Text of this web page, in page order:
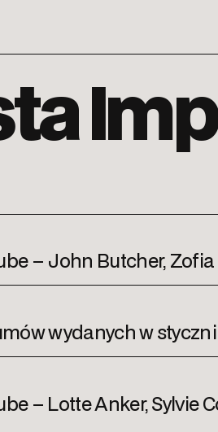
– John Butcher,
wydanych w
– Lotte Anker, Sylvie